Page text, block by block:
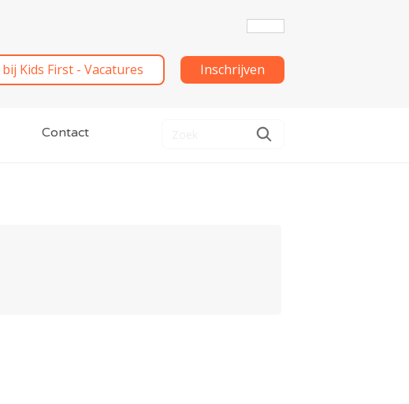
Kids First - Vacatures Inschrijven
Contact